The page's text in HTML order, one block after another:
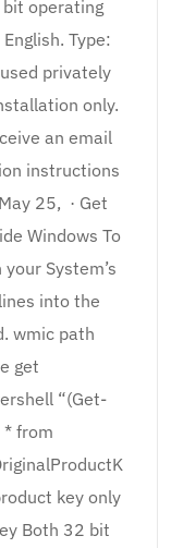
operating
Type:
privately
only.
an email
instructions
25, · Get
Windows To
System’s
into the
wmic path
get
“(Get-
* from
key only
Both 32 bit